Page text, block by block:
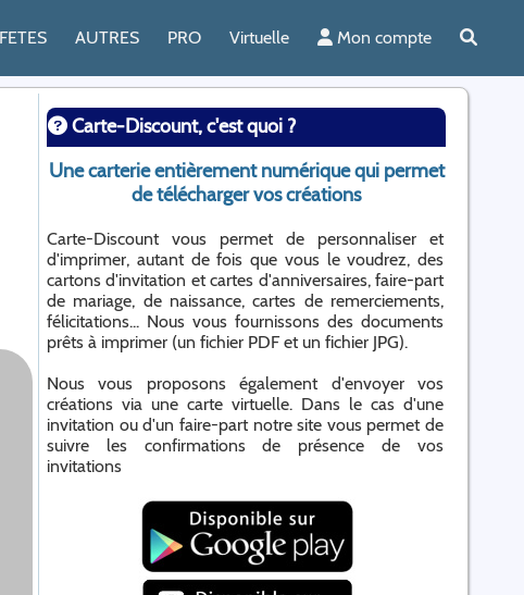
FETES AUTRES PRO Virtuelle Mon compte
Carte-Discount, c'est quoi ?
Une carterie entièrement numérique qui permet
de télécharger vos créations
Carte-Discount vous permet de personnaliser et
d'imprimer, autant de fois que vous le voudrez, des
cartons d'invitation et cartes d'anniversaires, faire-part
de mariage, de naissance, cartes de remerciements,
félicitations... Nous vous fournissons des documents
prêts à imprimer (un fichier PDF et un fichier JPG).
Nous vous proposons également d'envoyer vos
créations via une carte virtuelle. Dans le cas d'une
invitation ou d'un faire-part notre site vous permet de
suivre les confirmations de présence de vos
invitations